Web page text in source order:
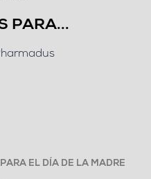
PARA...